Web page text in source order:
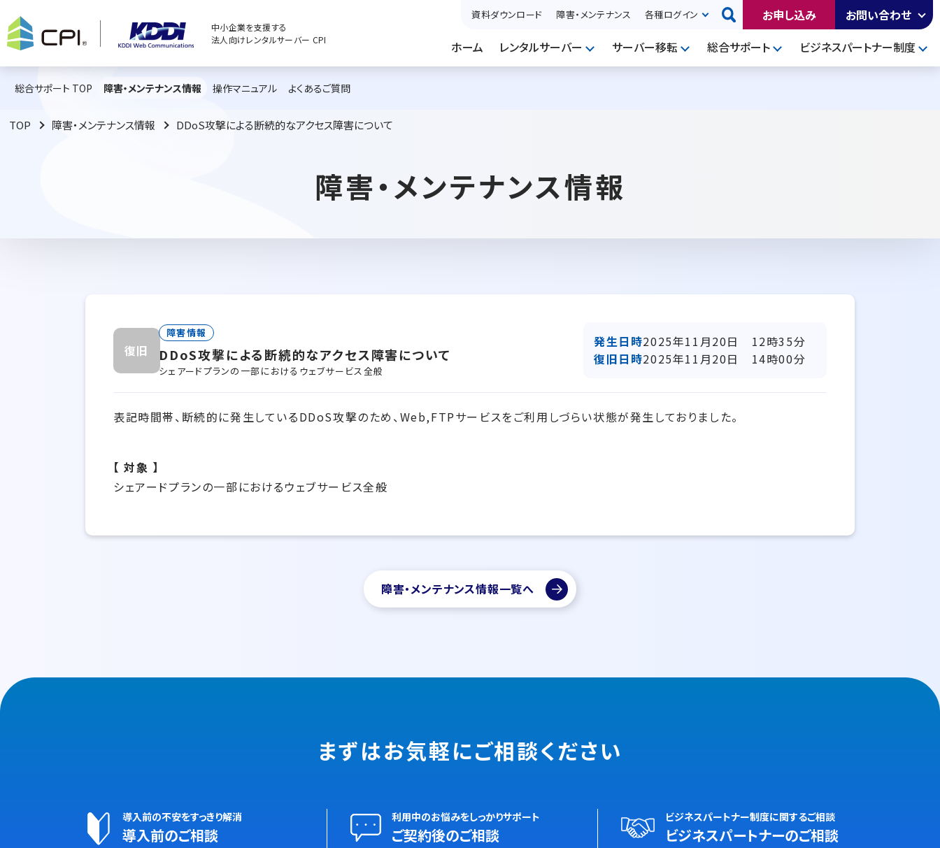
中小企業を支援する
法人向けレンタルサーバー CPI
資料ダウンロード 障害・メンテナンス 各種ログイン お申し込み
お問い合わせ
ホーム
レンタルサーバー サーバー移転 総合サポート ビジネスパートナー制度
総合サポート TOP 障害・メンテナンス情報 操作マニュアル よくあるご質問
TOP 障害・メンテナンス情報 DDoS攻撃による断続的なアクセス障害について
障害・メンテナンス情報
復旧
障害情報
DDoS攻撃による断続的なアクセス障害について
シェアードプランの一部におけるウェブサービス全般
発生日時2025年11月20日 12時35分
復旧日時2025年11月20日 14時00分
表記時間帯、断続的に発生しているDDoS攻撃のため、Web,FTPサービスをご利用しづらい状態が発生しておりました。
【 対象 】
シェアードプランの一部におけるウェブサービス全般
障害・メンテナンス情報一覧へ
まずはお気軽にご相談ください
導入前の不安をすっきり解消
導入前のご相談
利用中のお悩みをしっかりサポート
ご契約後のご相談
ビジネスパートナー制度に関するご相談
ビジネスパートナーのご相談